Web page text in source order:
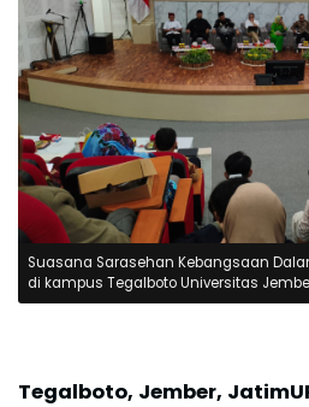
Suasana Sarasehan Kebangsaan
di kampus Tegalboto Universitas
Tegalboto, Jember,